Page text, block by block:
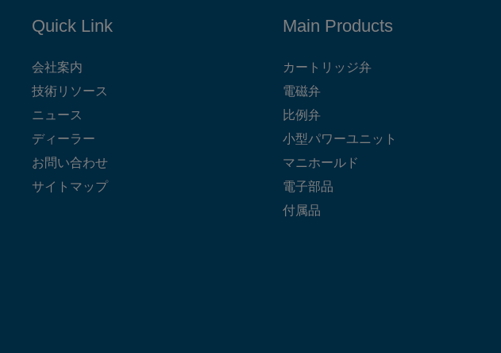
Quick Link
会社案内
技術リソース
ニュース
ディーラー
お問い合わせ
サイトマップ
Main Products
カートリッジ弁
電磁弁
比例弁
小型パワーユニット
マニホールド
電子部品
付属品